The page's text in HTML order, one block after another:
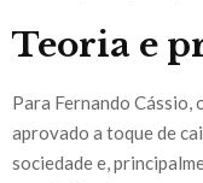
Teoria e
Para Fernando Cássio,
aprovado a toque de
sociedade e,